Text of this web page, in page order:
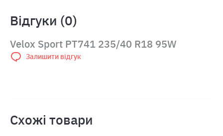
Відгуки (0)
Velox Sport PT741 235/40 R18 95W
Залишити відгук
Схожі товари